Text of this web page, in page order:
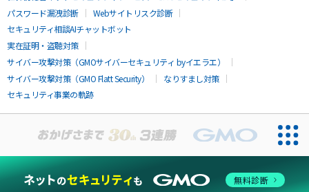
パスワード漏洩診断
Webサイトリスク診断
セキュリティ相談AIチャットボット
実在証明・盗聴対策
サイバー攻撃対策（GMOサイバーセキュリティ byイエラエ）
サイバー攻撃対策（GMO Flatt Security）
なりすまし対策
セキュリティ事業の軌跡
お問い合わせ
無料診断